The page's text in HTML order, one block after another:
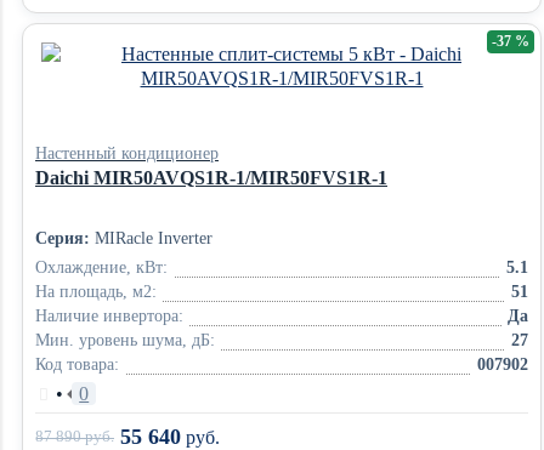
Настенный кондиционер
Daichi MIR50AVQS1R-1/MIR50FVS1R-1
Серия: MIRacle Inverter
Охлаждение, кВт:
5.1
На площадь, м2:
51
Наличие инвертора:
Да
Мин. уровень шума, дБ:
27
Код товара:
007902
• 0
-37 %
87 890руб. 55 640 руб.